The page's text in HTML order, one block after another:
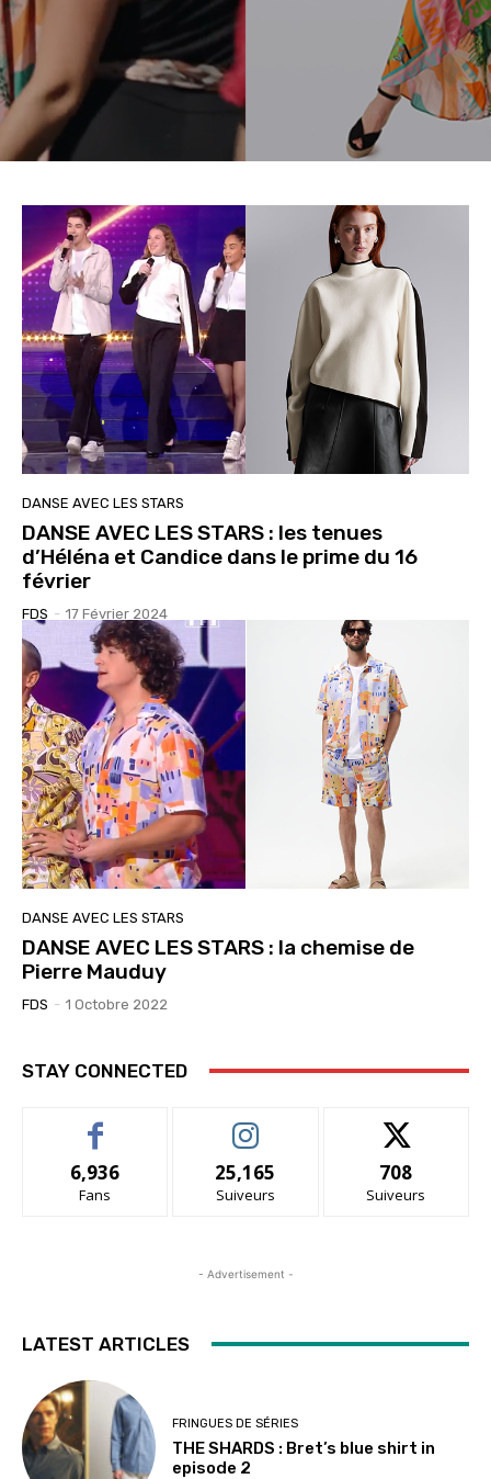
DANSE AVEC LES STARS
DANSE AVEC LES STARS : les tenues
d’Héléna et Candice dans le prime du 16
février
FDS - 17 Février 2024
DANSE AVEC LES STARS
DANSE AVEC LES STARS : la chemise de
Pierre Mauduy
FDS - 1 Octobre 2022
STAY CONNECTED
6,936
Fans
25,165
Suiveurs
708
Suiveurs
- Advertisement -
LATEST ARTICLES
FRINGUES DE SÉRIES
THE SHARDS : Bret’s blue shirt in
episode 2